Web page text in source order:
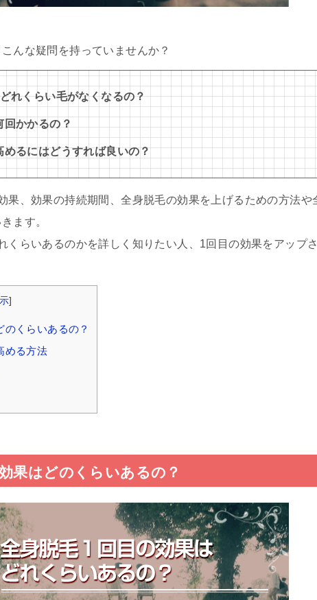
んな疑問を持っていませんか？
れくらい毛がなくなるの？
かかるの？
めるにはどうすれば良いの？
果、効果の持続期間、全身脱毛の効果を上げるための方法や
ます。
くらいあるのかを詳しく知りたい人、1回目の効果をアップ
]
くらいあるの？
める方法
果はどのくらいあるの？